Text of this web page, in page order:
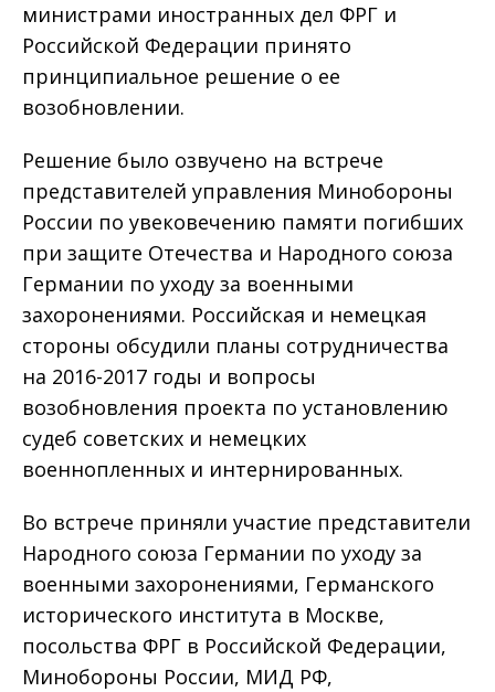
министрами иностранных дел ФРГ и
Российской Федерации принято
принципиальное решение о ее
возобновлении.
Решение было озвучено на встрече
представителей управления Минобороны
России по увековечению памяти погибших
при защите Отечества и Народного союза
Германии по уходу за военными
захоронениями. Российская и немецкая
стороны обсудили планы сотрудничества
на 2016-2017 годы и вопросы
возобновления проекта по установлению
судеб советских и немецких
военнопленных и интернированных.
Во встрече приняли участие представители
Народного союза Германии по уходу за
военными захоронениями, Германского
исторического института в Москве,
посольства ФРГ в Российской Федерации,
Минобороны России, МИД РФ,